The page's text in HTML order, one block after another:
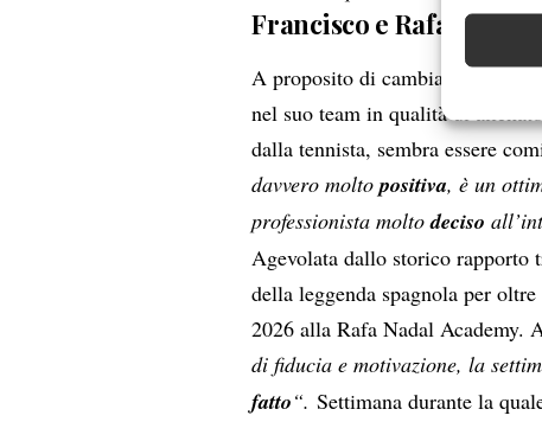
Erogare
scelte
Francisco e Rafa
A proposito di cambiamenti,
nel suo team in qualità di
dalla tennista, sembra essere
davvero moltopositiva, è un
professionista moltodeciso
Agevolata dallo storico rapporto
della leggenda spagnola per
2026 alla Rafa Nadal Academy.
di fiducia e motivazione, la
fatto“.Settimana durante la